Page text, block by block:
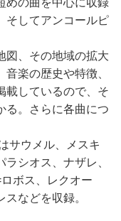
めの曲を中心に収録
そしてアンコールピ
図、その地域の拡大
楽の歴史や特徴、
載しているので、そ
る。さらに各曲につ
サウメル、メスキ
シオス、ナザレ、
ボス、レクオー
などを収録。